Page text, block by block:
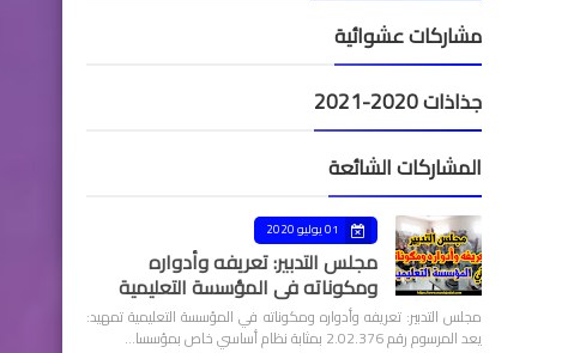
مشاركات عشوائية
جذاذات 2020-2021
المشاركات الشائعة
01 يوليو 2020
مجلس التدبير: تعريفه وأدواره
ومكوناته في المؤسسة التعليمية
مجلس التدبير: تعريفه وأدواره ومكوناته في المؤسسة التعليمية تمهيد:
يعد المرسوم رقم 2.02.376 بمثابة نظام أساسي خاص بمؤسسا…